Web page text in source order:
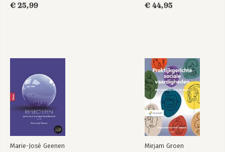
€ 25,99
€ 44,95
Marie-José Geenen Mirjam Groen